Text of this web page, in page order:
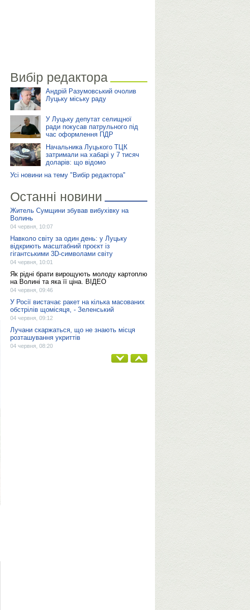
Вибір редактора
Андрій Разумовський очолив
Луцьку міську раду
У Луцьку депутат селищної
ради покусав патрульного під
час оформлення ПДР
Начальника Луцького ТЦК
затримали на хабарі у 7 тисяч
доларів: що відомо
Усі новини на тему "Вибір редактора"
Останні новини
Житель Сумщини збував вибухівку на
Волинь
04 червня, 10:07
Навколо світу за один день: у Луцьку
відкриють масштабний проєкт із
гігантськими 3D-символами світу
04 червня, 10:01
Як рідні брати вирощують молоду картоплю
на Волині та яка її ціна. ВІДЕО
04 червня, 09:46
У Росії вистачає ракет на кілька масованих
обстрілів щомісяця, - Зеленський
04 червня, 09:12
Лучани скаржаться, що не знають місця
розташування укриттів
04 червня, 08:20